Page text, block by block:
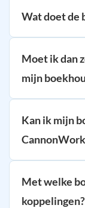
Wat doet de
Moet ik dan
mijn
Kan ik mijn
Met welke
koppelingen?